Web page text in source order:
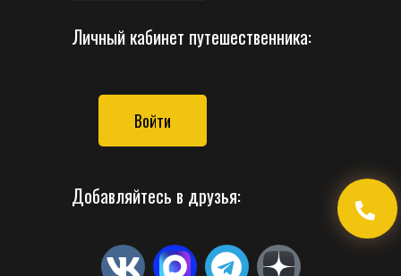
Личный кабинет путешественника:
Войти
Добавляйтесь в друзья: